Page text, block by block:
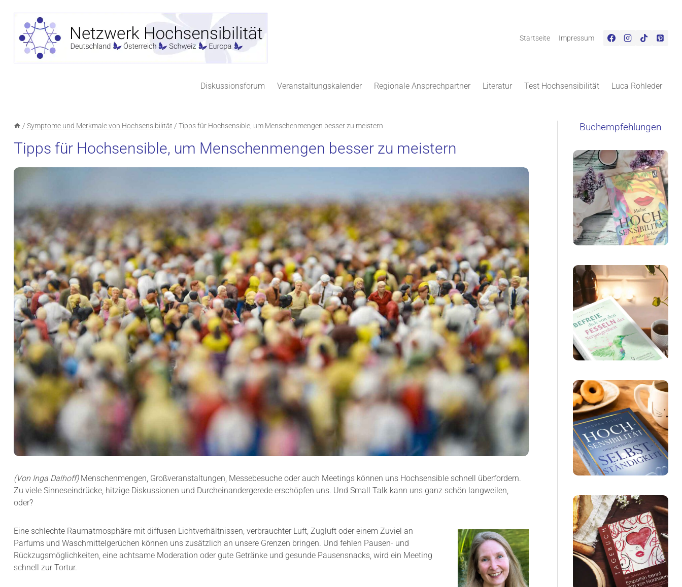
springen
Startseite Impressum
Diskussionsforum Veranstaltungskalender Regionale Ansprechpartner Literatur Test Hochsensibilität Luca Rohleder
/ Symptome und Merkmale von Hochsensibilität / Tipps für Hochsensible, um Menschenmengen besser zu meistern
Tipps für Hochsensible, um Menschenmengen besser zu meistern
(Von Inga Dalhoff)Menschenmengen, Großveranstaltungen, Messebesuche oder auch Meetings können uns Hochsensible schnell überfordern.
Zu viele Sinneseindrücke, hitzige Diskussionen und Durcheinandergerede erschöpfen uns. Und Small Talk kann uns ganz schön langweilen,
oder?
Eine schlechte Raumatmosphäre mit diffusen Lichtverhältnissen, verbrauchter Luft, Zugluft oder einem Zuviel an
Parfums und Waschmittelgerüchen können uns zusätzlich an unsere Grenzen bringen. Und fehlen Pausen- und
Rückzugsmöglichkeiten, eine achtsame Moderation oder gute Getränke und gesunde Pausensnacks, wird ein Meeting
schnell zur Tortur.
Buchempfehlungen